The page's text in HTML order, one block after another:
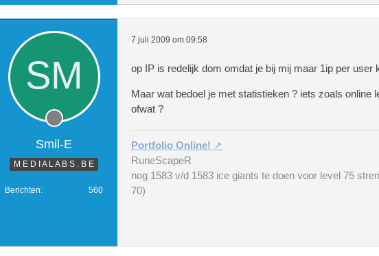
Smil-E
M E D I A L A B S . B E
Berichten 560
7 juli 2009 om 09:58
op IP is redelijk dom omdat je bij mij maar 1ip per user
Maar wat bedoel je met statistieken ? iets zoals online
ofwat ?
Portfolio Online!
RuneScapeR
nog 1583 v/d 1583 ice giants te doen voor level 75
70)